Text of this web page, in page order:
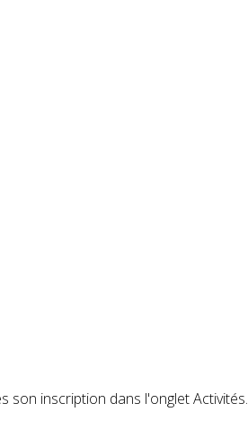
son inscription dans l'onglet Activités.